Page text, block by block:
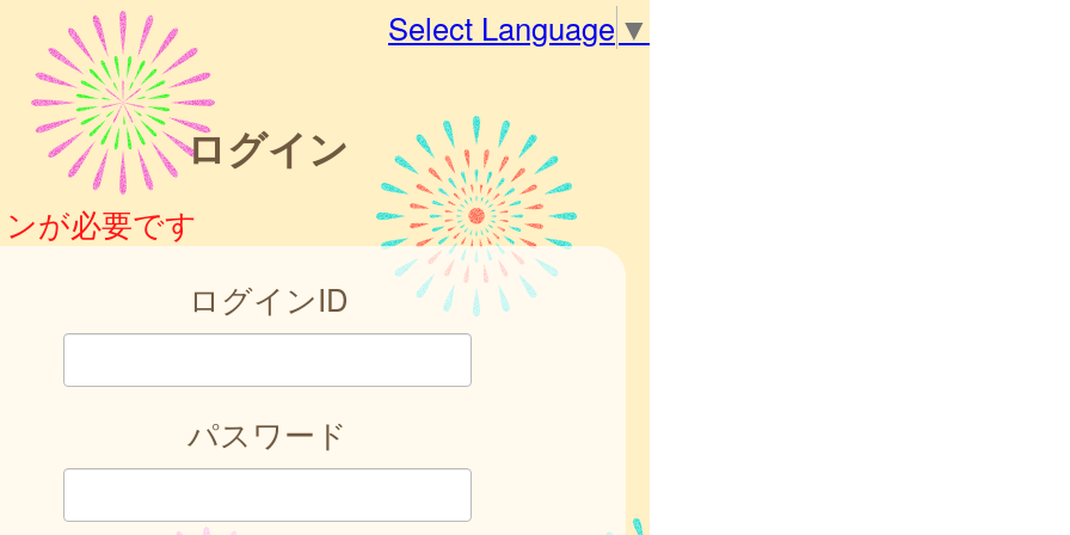
Select Language ▼
ログイン
が必要です
ログインID
パスワード